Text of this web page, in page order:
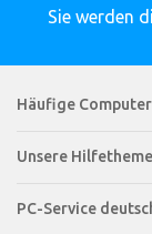
Sie werden
Häufige
Unsere
PC-Service